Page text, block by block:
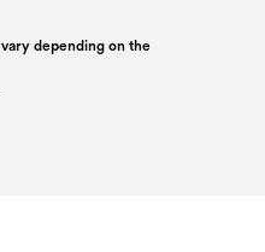
depending on the